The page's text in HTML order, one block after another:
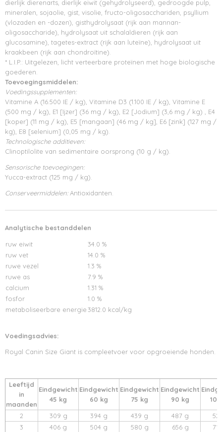
dierlijk dierenarts, dierlijk eiwit (gehydrolyseerd), gedroogde pulp,
mineralen, sojaolie, gist, visolie, fructo-oligosacchariden, psyllium
(vlozaden en -dozen), gisthydrolysaat (rijk aan mannan-
oligosaccharide), hydrolysaat uit schalaldieren (rijk aan
glucosamine), tagetes-extract (rijk aan luteïne), hydrolysaat uit
kraakbeen (rijk aan chondroïtine).
* L.I.P.: Uitgelezen, licht verteerbare proteïnen met hoge biologische
goederen.
Toevoegingsmiddelen:
Voedingssupplementen:
Vitamine A (16.500 IE / kg), Vitamine D3 (1.100 IE / kg), Vitamine E
(500 mg / kg), E1 [Ijzer] (36 mg / kg), E2 [Jodium] (3,6 mg / kg) , E4
[koper] (11 mg / kg), E5 [mangaan] (46 mg / kg], E6 [zink] (127 mg /
kg), E8 [selenium] (0,05 mg / kg).
Technologische additieven:
Clinoptilolite van sedimentaire oorsprong (10 g / kg).
Sensorische toevoegingen:
Yucca-extract (125 mg / kg).
Conserveermiddelen: Antioxidanten.
Analytische bestanddelen
ruw eiwit
34.0 %
ruw vet
14.0 %
ruwe vezel
1.3 %
ruwe as
7.9 %
calcium
1.31 %
fosfor
1.0 %
metaboliseerbare energie3812.0 kcal/kg
Voedingsadvies:
Royal Canin Size Giant is compleetvoer voor opgroeiende honden.
Leeftijd
in
maanden
Eindgewicht
45 kg
Eindgewicht
60 kg
Eindgewicht
75 kg
Eindgewicht
90 kg
2 309 g 394 g 439 g 487 g
3
406 g 504 g 580 g 656 g